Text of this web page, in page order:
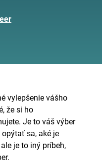
vylepšenie vášho
že si ho
Je to váš výber
sa, aké je
je to iný príbeh,